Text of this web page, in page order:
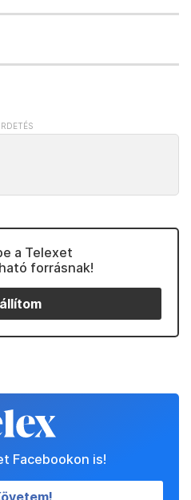
a Telexet
forrásnak!
Facebookon is!